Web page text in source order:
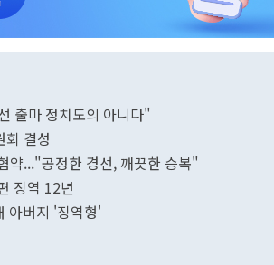
출마 정치도의 아니다"
회 결성
약..."공정한 경선, 깨끗한 승복"
징역 12년
아버지 '징역형'